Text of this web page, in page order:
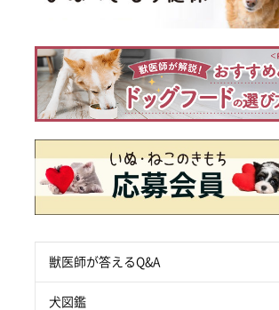
獣医師が答えるQ&A
犬図鑑